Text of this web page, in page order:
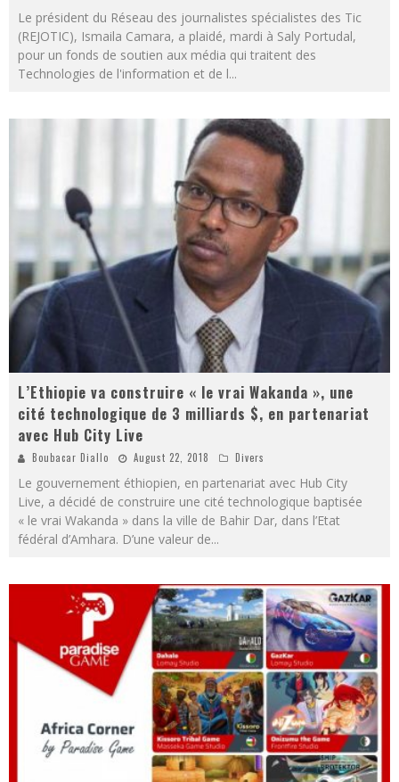
Le président du Réseau des journalistes spécialistes des Tic
(REJOTIC), Ismaila Camara, a plaidé, mardi à Saly Portudal,
pour un fonds de soutien aux média qui traitent des
Technologies de l'information et de l...
L’Ethiopie va construire « le vrai Wakanda », une
cité technologique de 3 milliards $, en partenariat
avec Hub City Live
Boubacar Diallo August 22, 2018 Divers
Le gouvernement éthiopien, en partenariat avec Hub City
Live, a décidé de construire une cité technologique baptisée
« le vrai Wakanda » dans la ville de Bahir Dar, dans l’Etat
fédéral d’Amhara. D’une valeur de...